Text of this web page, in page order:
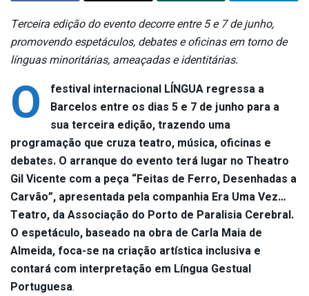
Terceira edição do evento decorre entre 5 e 7 de junho,
promovendo espetáculos, debates e oficinas em torno de
línguas minoritárias, ameaçadas e identitárias.
O
festival internacional LÍNGUA regressa a
Barcelos entre os dias 5 e 7 de junho para a
sua terceira edição, trazendo uma
programação que cruza teatro, música, oficinas e
debates. O arranque do evento terá lugar no Theatro
Gil Vicente com a peça “Feitas de Ferro, Desenhadas a
Carvão”, apresentada pela companhia Era Uma Vez…
Teatro, da Associação do Porto de Paralisia Cerebral.
O espetáculo, baseado na obra de Carla Maia de
Almeida, foca-se na criação artística inclusiva e
contará com interpretação em Língua Gestual
Portuguesa.